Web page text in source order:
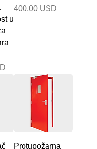
u
Cijena
400,00 USD
Protupožarna